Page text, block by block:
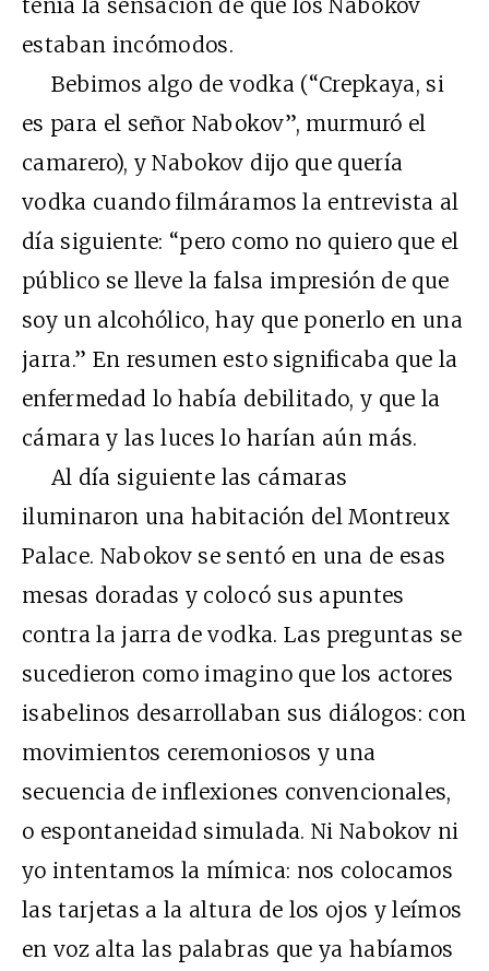
tenía la sensación de que los Nabokov
estaban incómodos.
Bebimos algo de vodka (“Crepkaya, si
es para el señor Nabokov”, murmuró el
camarero), y Nabokov dijo que quería
vodka cuando filmáramos la entrevista al
día siguiente: “pero como no quiero que el
público se lleve la falsa impresión de que
soy un alcohólico, hay que ponerlo en una
jarra.” En resumen esto significaba que la
enfermedad lo había debilitado, y que la
cámara y las luces lo harían aún más.
Al día siguiente las cámaras
iluminaron una habitación del Montreux
Palace. Nabokov se sentó en una de esas
mesas doradas y colocó sus apuntes
contra la jarra de vodka. Las preguntas se
sucedieron como imagino que los actores
isabelinos desarrollaban sus diálogos: con
movimientos ceremoniosos y una
secuencia de inflexiones convencionales,
o espontaneidad simulada. Ni Nabokov ni
yo intentamos la mímica: nos colocamos
las tarjetas a la altura de los ojos y leímos
en voz alta las palabras que ya habíamos